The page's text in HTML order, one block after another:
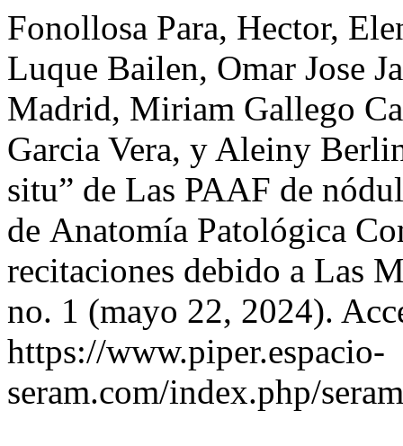
Fonollosa Para, Hector,
Luque Bailen, Omar Jose
Madrid, Miriam Gallego
Garcia Vera, y Aleiny
situ” de Las PAAF de
de Anatomía Patológica
recitaciones debido a Las
no. 1 (mayo 22, 2024).
https://www.piper.espacio-
seram.com/index.php/